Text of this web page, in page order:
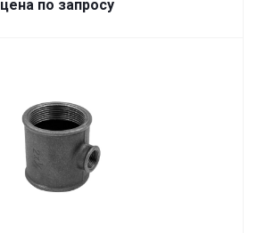
цена по запросу